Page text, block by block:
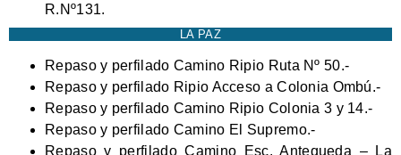
R.Nº131.
LA PAZ
Repaso y perfilado Camino Ripio Ruta Nº 50.-
Repaso y perfilado Ripio Acceso a Colonia Ombú.-
Repaso y perfilado Camino Ripio Colonia 3 y 14.-
Repaso y perfilado Camino El Supremo.-
Repaso y perfilado Camino Esc. Antequeda – La